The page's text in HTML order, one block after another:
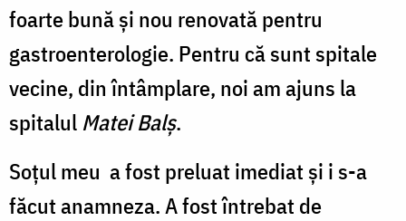
foarte bună şi nou renovată pentru
gastroenterologie. Pentru că sunt spitale
vecine, din întâmplare, noi am ajuns la
spitalul Matei Balș.
Soțul meu a fost preluat imediat și i s-a
făcut anamneza. A fost întrebat de